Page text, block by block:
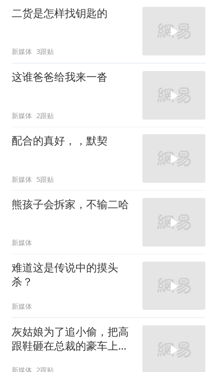
二货是怎样找钥匙的
新媒体 3跟贴
这谁爸爸给我来一沓
新媒体 2跟贴
配合的真好，，默契
新媒体 5跟贴
熊孩子会拆家，不输二哈
新媒体
难道这是传说中的摸头
杀？
新媒体
灰姑娘为了追小偷，把高
跟鞋砸在总裁的豪车上，
新媒体 2跟贴